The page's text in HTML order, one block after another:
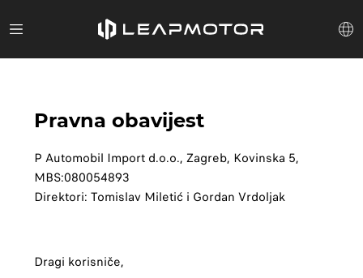
Pravna obavijest
P Automobil Import d.o.o., Zagreb, Kovinska 5,
MBS:080054893
Direktori: Tomislav Miletić i Gordan Vrdoljak
Dragi korisniče,